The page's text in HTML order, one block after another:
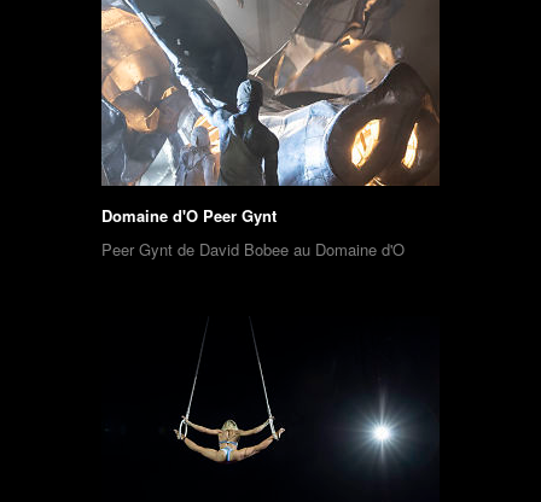
Domaine d'O Peer Gynt
Peer Gynt de David Bobee au Domaine d'O